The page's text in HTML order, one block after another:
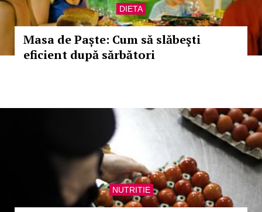
DIETA
Masa de Paște: Cum să slăbeşti
eficient după sărbători
NUTRITIE